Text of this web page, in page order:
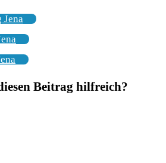
Jena
Beitrag hilfreich?